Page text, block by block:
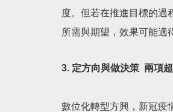
度。但若在推進目標的過
所需與期望，效果可能適
3. 定方向與做決策 兩項
數位化轉型方興，新冠疫